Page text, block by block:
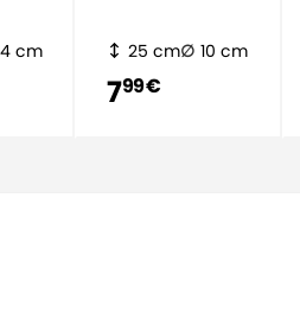
cm 25 cm 10 cm
799 €